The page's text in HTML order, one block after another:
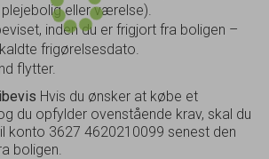
eller værelse).
inden du er frigjort fra boligen –
frigørelsesdato.
flytter.
Hvis du ønsker at købe et
du opfylder ovenstående krav, skal du
konto 3627 4620210099 senest den
boligen.